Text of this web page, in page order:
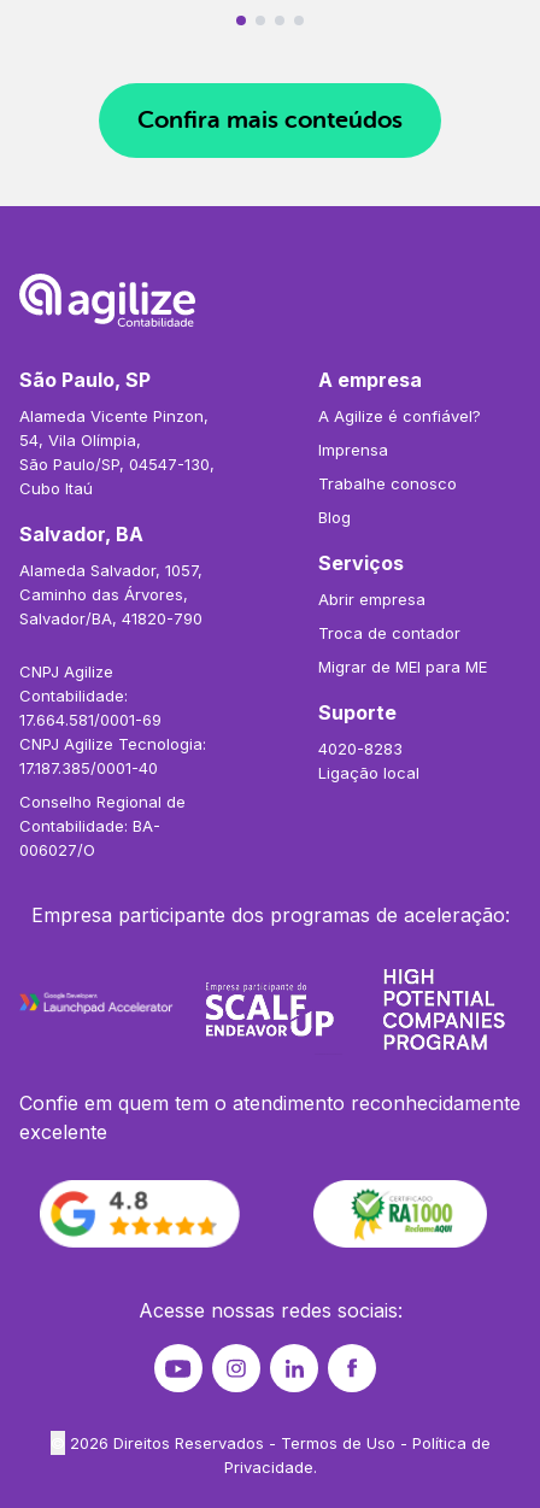
Confira mais conteúdos
São Paulo, SP
Alameda Vicente Pinzon,
54, Vila Olímpia,
São Paulo/SP, 04547-130,
Cubo Itaú
Salvador, BA
Alameda Salvador, 1057,
Caminho das Árvores,
Salvador/BA, 41820-790
CNPJ Agilize
Contabilidade:
17.664.581/0001-69
CNPJ Agilize Tecnologia:
17.187.385/0001-40
Conselho Regional de
Contabilidade: BA-
006027/O
A empresa
A Agilize é confiável?
Imprensa
Trabalhe conosco
Blog
Serviços
Abrir empresa
Troca de contador
Migrar de MEI para ME
Suporte
4020-8283
Ligação local
Empresa participante dos programas de aceleração:
Confie em quem tem o atendimento reconhecidamente
excelente
Acesse nossas redes sociais:
2026 Direitos Reservados - Termos de Uso - Política de
Privacidade.